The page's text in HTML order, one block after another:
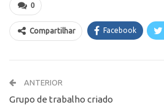
0
Compartilhar Facebook
ANTERIOR
Grupo de trabalho criado